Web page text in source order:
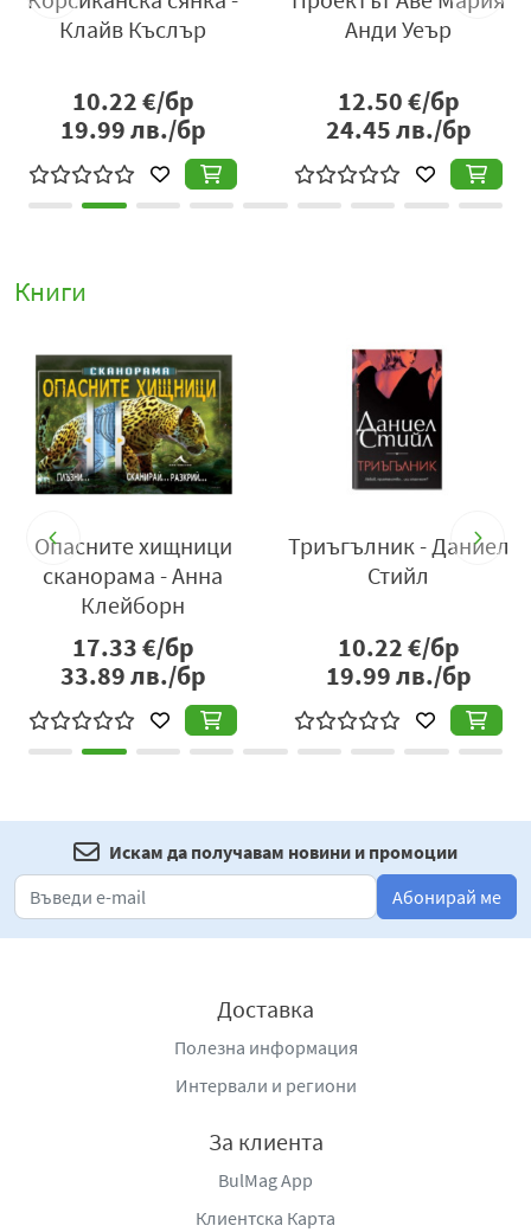
Даниел Стийл
10.99€/бр
21.49лв./бр
Джей Бонансинга
11.99€/бр
23.45лв./бр
Книги
Опасните хищници
сканорама - Анна
Клейборн
17.33€/бр
33.89лв./бр
Триъгълник - Даниел
Стийл
10.22€/бр
19.99лв./бр
Искам да получавам новини и промоции
Абонирай ме
Доставка
Полезна информация
Интервали и региони
За клиента
BulMag App
Клиентска Карта